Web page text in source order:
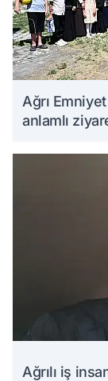
Ağrı
anlamlı
Ağrılı iş